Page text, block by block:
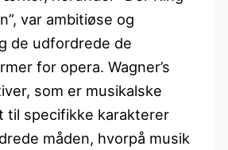
var ambitiøse og
de udfordrede de
for opera. Wagner’s
som er musikalske
til specifikke karakterer
måden, hvorpå musik